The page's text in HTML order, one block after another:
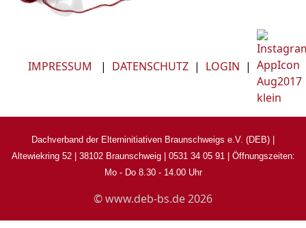
IMPRESSUM | DATENSCHUTZ| LOGIN |
Dachverband der Elterninitiativen Braunschweigs e.V. (DEB) |
Altewiekring 52 | 38102 Braunschweig | 0531 34 05 91
Öffnungszeiten:
Mo - Do 8.30 - 14.00 Uhr
© www.deb-bs.de 2026